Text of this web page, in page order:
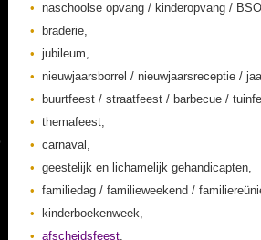
naschoolse opvang / kinderopvang /
braderie,
jubileum,
nieuwjaarsborrel / nieuwjaarsreceptie /
buurtfeest / straatfeest / barbecue /
themafeest,
carnaval,
geestelijk en lichamelijk gehandicapten,
familiedag / familieweekend /
kinderboekenweek,
afscheidsfeest,